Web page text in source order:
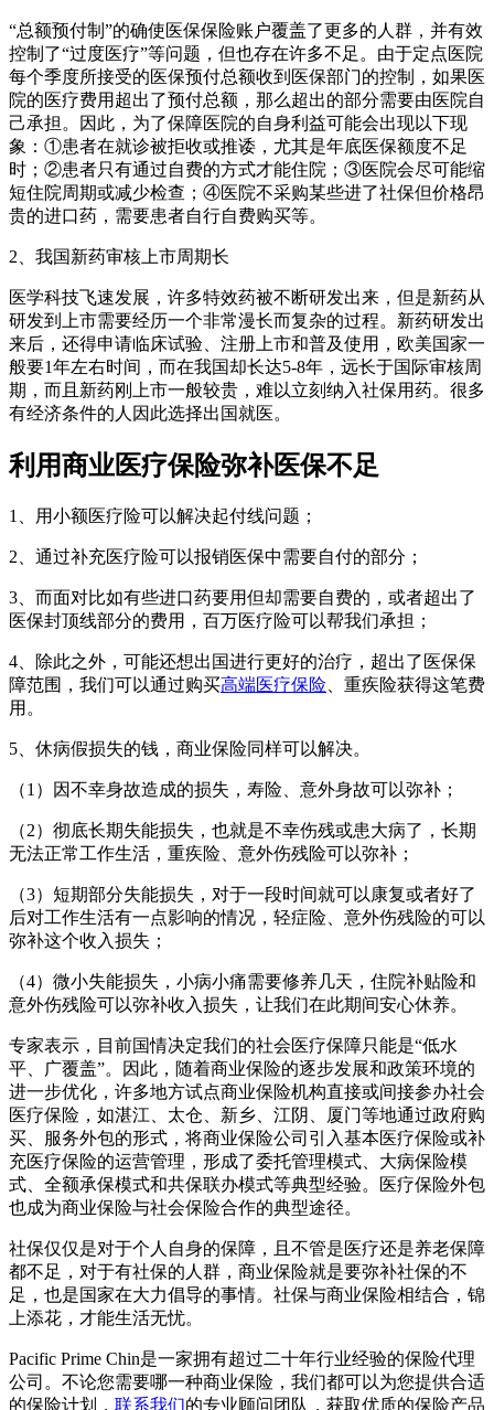
“总额预付制”的确使医保保险账户覆盖了更多的人群，并有效
控制了“过度医疗”等问题，但也存在许多不足。由于定点医院
每个季度所接受的医保预付总额收到医保部门的控制，如果医
院的医疗费用超出了预付总额，那么超出的部分需要由医院自
己承担。因此，为了保障医院的自身利益可能会出现以下现
象：①患者在就诊被拒收或推诿，尤其是年底医保额度不足
时；②患者只有通过自费的方式才能住院；③医院会尽可能缩
短住院周期或减少检查；④医院不采购某些进了社保但价格昂
贵的进口药，需要患者自行自费购买等。
2、我国新药审核上市周期长
医学科技飞速发展，许多特效药被不断研发出来，但是新药从
研发到上市需要经历一个非常漫长而复杂的过程。新药研发出
来后，还得申请临床试验、注册上市和普及使用，欧美国家一
般要1年左右时间，而在我国却长达5-8年，远长于国际审核周
期，而且新药刚上市一般较贵，难以立刻纳入社保用药。很多
有经济条件的人因此选择出国就医。
利用商业医疗保险弥补医保不足
1、用小额医疗险可以解决起付线问题；
2、通过补充医疗险可以报销医保中需要自付的部分；
3、而面对比如有些进口药要用但却需要自费的，或者超出了
医保封顶线部分的费用，百万医疗险可以帮我们承担；
4、除此之外，可能还想出国进行更好的治疗，超出了医保保
障范围，我们可以通过购买高端医疗保险 、重疾险获得这笔费
用。
5、休病假损失的钱，商业保险同样可以解决。
（1）因不幸身故造成的损失，寿险、意外身故可以弥补；
（2）彻底长期失能损失，也就是不幸伤残或患大病了，长期
无法正常工作生活，重疾险、意外伤残险可以弥补；
（3）短期部分失能损失，对于一段时间就可以康复或者好了
后对工作生活有一点影响的情况，轻症险、意外伤残险的可以
弥补这个收入损失；
（4）微小失能损失，小病小痛需要修养几天，住院补贴险和
意外伤残险可以弥补收入损失，让我们在此期间安心休养。
专家表示，目前国情决定我们的社会医疗保障只能是“低水
平、广覆盖”。因此，随着商业保险的逐步发展和政策环境的
进一步优化，许多地方试点商业保险机构直接或间接参办社会
医疗保险，如湛江、太仓、新乡、江阴、厦门等地通过政府购
买、服务外包的形式，将商业保险公司引入基本医疗保险或补
充医疗保险的运营管理，形成了委托管理模式、大病保险模
式、全额承保模式和共保联办模式等典型经验。医疗保险外包
也成为商业保险与社会保险合作的典型途径。
社保仅仅是对于个人自身的保障，且不管是医疗还是养老保障
都不足，对于有社保的人群，商业保险就是要弥补社保的不
足，也是国家在大力倡导的事情。社保与商业保险相结合，锦
上添花，才能生活无忧。
Pacific Prime Chin是一家拥有超过二十年行业经验的保险代理
公司。不论您需要哪一种商业保险，我们都可以为您提供合适
的保险计划， 联系我们的专业顾问团队，获取优质的保险产品